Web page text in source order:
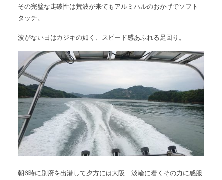
その完璧な走破性は荒波が来てもアルミハルのおかげでソフト
タッチ。
波がない日はカジキの如く、スピード感あふれる足回り。
朝6時に別府を出港して夕方には大阪 淡輪に着くその力に感服